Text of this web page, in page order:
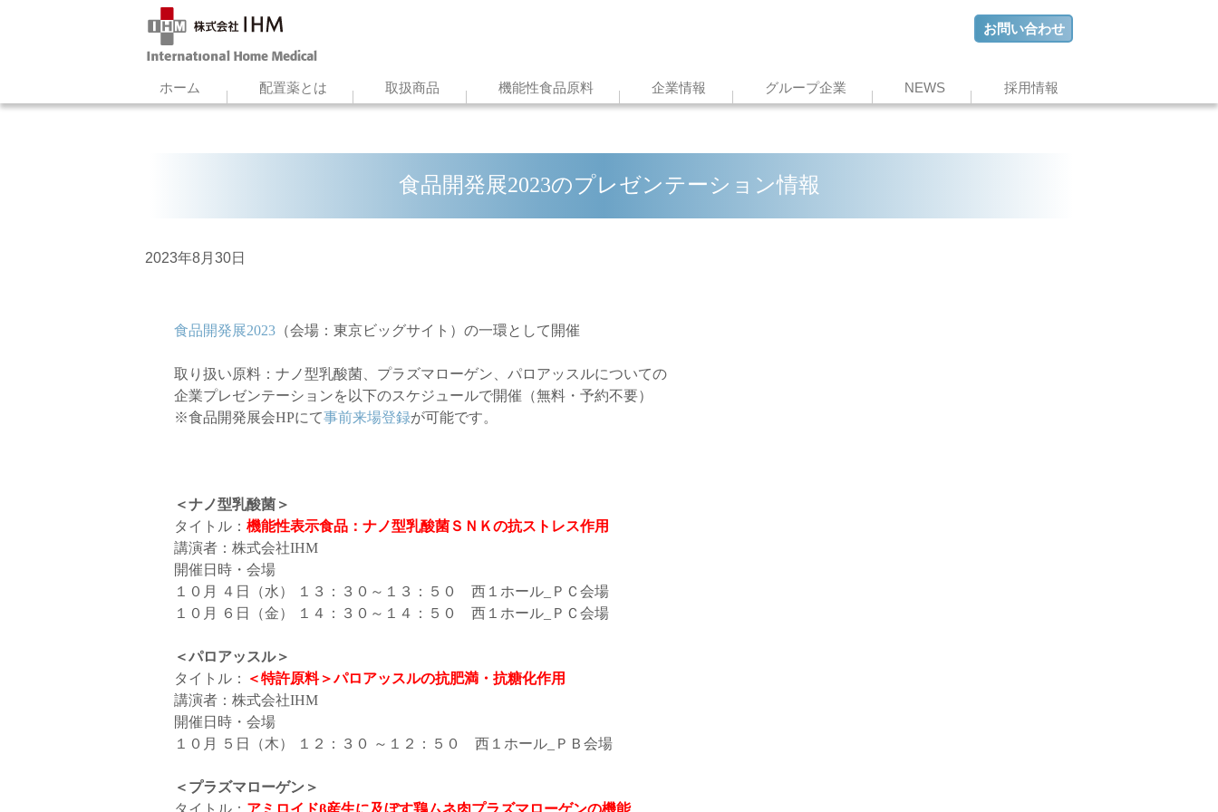
お問い合わせ
ホーム 配置薬とは 取扱商品 機能性食品原料 企業情報 グループ企業 NEWS 採用情報
食品開発展2023のプレゼンテーション情報
2023年8月30日
食品開発展2023 （会場：東京ビッグサイト）の一環として開催
取り扱い原料：ナノ型乳酸菌、プラズマローゲン、パロアッスルについての
企業プレゼンテーションを以下のスケジュールで開催（無料・予約不要）
※食品開発展会HPにて事前来場登録が可能です。
＜ナノ型乳酸菌 ＞
タイトル： 機能性表示食品：ナノ型乳酸菌ＳＮＫの抗ストレス作用
講演者：株式会社IHM
開催日時・会場
１０月 ４日（水） １３：３０～１３：５０ 西１ホール_ＰＣ会場
１０月 ６日（金） １４：３０～１４：５０ 西１ホール_ＰＣ会場
＜パロアッスル＞
タイトル：
＜特許原料＞パロアッスルの抗肥満・抗糖化作用
講演者：株式会社IHM
開催日時・会場
１０月 ５日（木） １２：３０ ～１２：５０ 西１ホール_ＰＢ会場
＜プラズマローゲン ＞
タイトル： アミロイドβ産生に及ぼす鶏ムネ肉プラズマローゲンの機能